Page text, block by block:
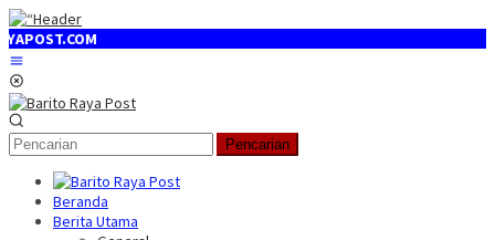
Loncat
ke
konten
Pencarian
Beranda
Berita Utama